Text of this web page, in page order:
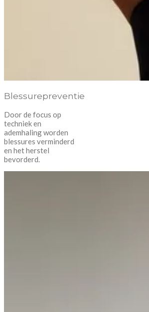
Blessurepreventie
Door de focus op
techniek en
ademhaling worden
blessures verminderd
en het herstel
bevorderd.